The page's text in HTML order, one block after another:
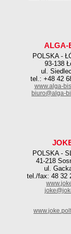
ALGA-
POLSKA -
93-138
ul.
tel.: +48 42
www.alga-
biuro@alga-
POLSKA -
41-218
ul.
tel./fax: 48 32